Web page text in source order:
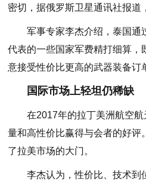
密切，据俄罗斯卫星通讯社报
军事专家李杰介绍，泰国通
代表的一些国家军费精打细算，
意接受性价比更高的武器装备订
国际市场上轻坦仍稀缺
在2017年的拉丁美洲航空
量和高性价比赢得与会者的好评
了拉美市场的大门。
李杰认为，性价比、技术到